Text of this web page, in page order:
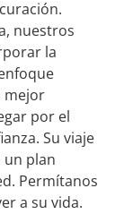
nuestros
la
mejor
por el
Su viaje
un plan
Permítanos
a su vida.